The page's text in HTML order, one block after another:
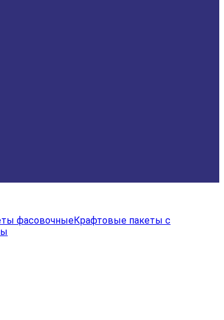
фасовочныеКрафтовые пакеты с